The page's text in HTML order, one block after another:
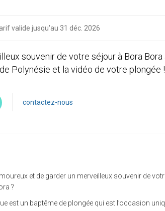
valide jusqu'au 31 déc. 2026
souvenir de votre séjour à Bora Bora
Polynésie et la vidéo de votre plongée !
contactez-nous
et de garder un merveilleux souvenir de
?
est un baptême de plongée qui est l’occasion